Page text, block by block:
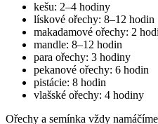
kešu: 2–4 hodiny
lískové ořechy: 8–12 hodin
makadamové ořechy: 2
mandle: 8–12 hodin
para ořechy: 3 hodiny
pekanové ořechy: 6 hodin
pistácie: 8 hodin
vlašské ořechy: 4 hodiny
Ořechy a semínka vždy